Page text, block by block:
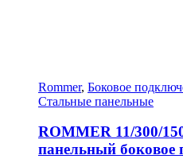
Rommer, Боковое
Стальные панельные
ROMMER 11/300/
панельный боковое